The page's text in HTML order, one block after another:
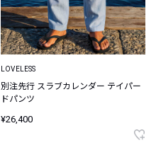
LOVELESS
別注先行 スラブカレンダー テイパー
ドパンツ
¥26,400